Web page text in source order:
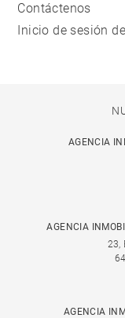
Contáctenos
Inicio de sesión
AGENCIA
AGENCIA
23,
AGENCIA